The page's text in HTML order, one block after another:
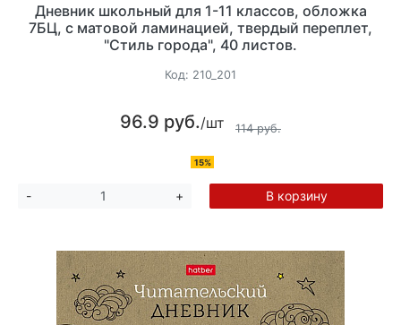
Дневник школьный для 1-11 классов, обложка
7БЦ, с матовой ламинацией, твердый переплет,
"Стиль города", 40 листов.
Код: 210_201
96.9 руб./шт 114 руб.
15%
- + В корзину